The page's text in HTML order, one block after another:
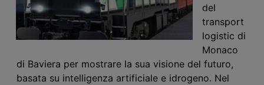
del
transport
logistic di
Monaco
di Baviera per mostrare la sua visione del futuro,
basata su intelligenza artificiale e idrogeno. Nel